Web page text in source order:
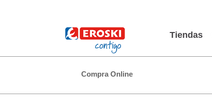
Tiendas
Compra Online